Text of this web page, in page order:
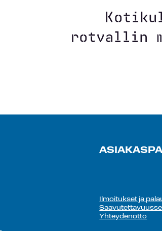
rotvallin
Ilmoitukset ja
Yhteydenotto